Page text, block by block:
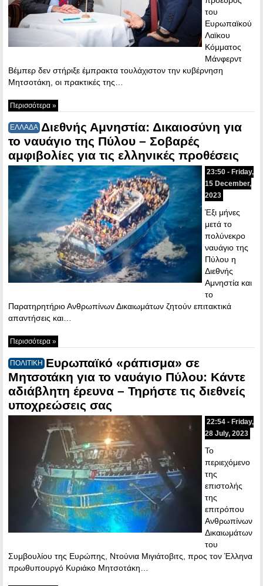
του
Ευρωπαϊκού
Λαϊκου
Κόμματος
Μάνφερντ
Βέμπερ δεν στήριξε έμπρακτα τουλάχιστον την κυβέρνηση
Μητσοτάκη, οι πρακτικές της…
Περισσότερα »
ΕΛΛΑΔΑ Διεθνής Αμνηστία: Δικαιοσύνη για
το ναυάγιο της Πύλου – Σοβαρές
αμφιβολίες για τις ελληνικές προθέσεις
23:50 - Friday,
15 December,
2023
Έξι μήνες
μετά το
πολύνεκρο
ναυάγιο της
Πύλου η
Διεθνής
Αμνηστία και
το
Παρατηρητήριο Ανθρωπίνων Δικαιωμάτων ζητούν επιτακτικά
απαντήσεις και…
Περισσότερα »
ΠΟΛΙΤΙΚΗ Ευρωπαϊκό «ράπισμα» σε
Μητσοτάκη για το ναυάγιο Πύλου: Κάντε
αδιάβλητη έρευνα – Τηρήστε τις διεθνείς
υποχρεώσεις σας
22:54 - Friday,
28 July, 2023
Το
περιεχόμενο
της
επιστολής
της
επιτρόπου
Ανθρωπίνων
Δικαιωμάτων
του
Συμβουλίου της Ευρώπης, Ντούνια Μιγιάτοβιτς, προς τον Έλληνα
πρωθυπουργό Κυριάκο Μητσοτάκη…